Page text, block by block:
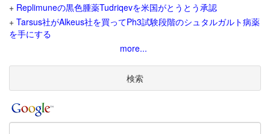
+ Replimuneの黒色腫薬Tudriqevを米国がとうとう承認
+ Tarsus社がAlkeus社を買ってPh3試験段階のシュタルガルト病薬
を手にする
more...
検索